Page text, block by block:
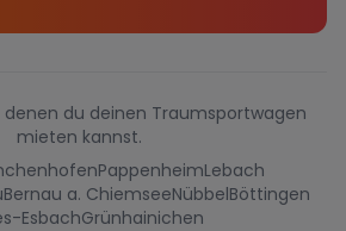
du deinen Traumsportwagen
mieten kannst.
PappenheimLebach
Bernau a. ChiemseeNübbelBöttingen
EsbachGrünhainichen